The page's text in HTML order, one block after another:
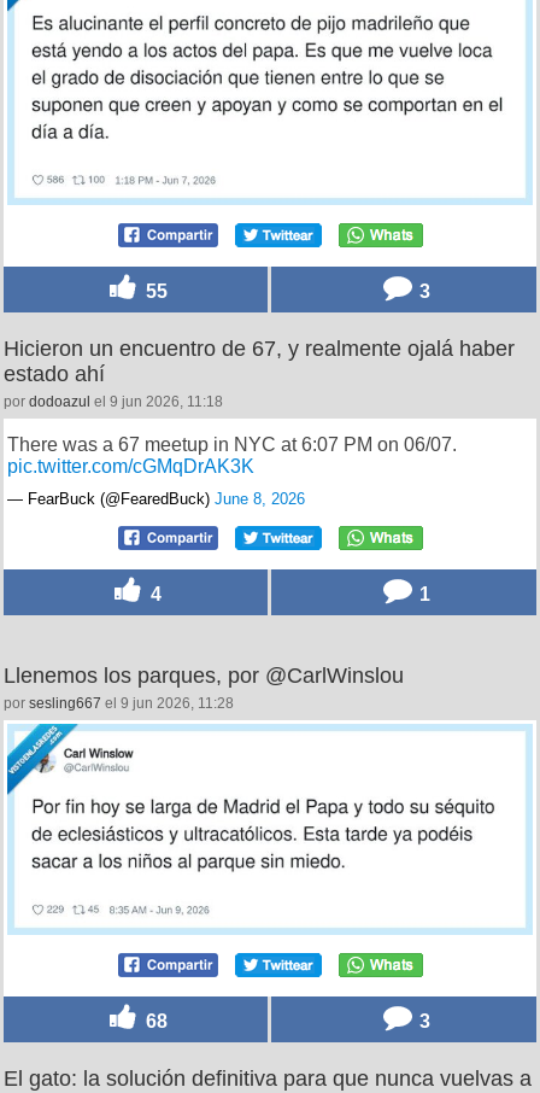
55 3
Hicieron un encuentro de 67, y realmente ojalá haber
estado ahí
por dodoazul el 9 jun 2026, 11:18
There was a 67 meetup in NYC at 6:07 PM on 06/07.
pic.twitter.com/cGMqDrAK3K
— FearBuck (@FearedBuck) June 8, 2026
4 1
Llenemos los parques, por @CarlWinslou
por sesling667 el 9 jun 2026, 11:28
68 3
El gato: la solución definitiva para que nunca vuelvas a